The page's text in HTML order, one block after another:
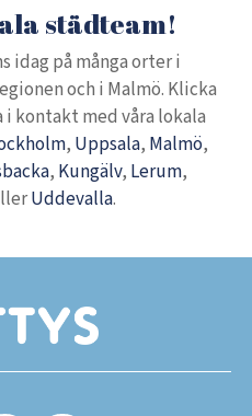
städteam!
idag på många orter i
och i Malmö. Klicka
kontakt med våra lokala
, Uppsala, Malmö,
, Kungälv, Lerum,
Uddevalla.